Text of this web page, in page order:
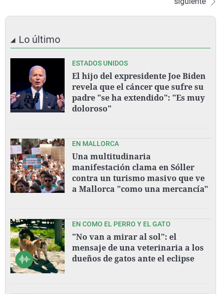
Lo último
ESTADOS UNIDOS
El hijo del expresidente Joe Biden
revela que el cáncer que sufre su
padre "se ha extendido": "Es muy
doloroso"
EN MALLORCA
Una multitudinaria
manifestación clama en Sóller
contra un turismo masivo que ve
a Mallorca "como una mercancía"
EN COMO EL PERRO Y EL GATO
"No van a mirar al sol": el
mensaje de una veterinaria a los
dueños de gatos ante el eclipse